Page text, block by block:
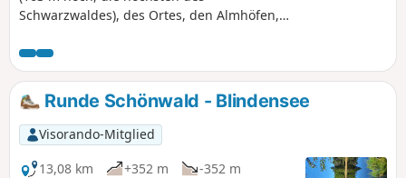
Schwarzwaldes), des Ortes, den Almhöfen,
Clausenhofkapelle.
Runde Schönwald - Blindensee
Visorando-Mitglied
13,08 km
+352 m
-352 m